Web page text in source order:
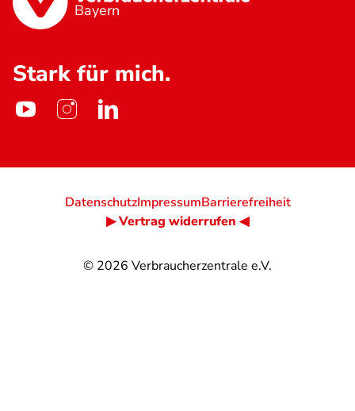
Bayern
Stark für mich.
© 2026 Verbraucherzentrale e.V.
DatenschutzImpressumBarrierefreiheit
▶ Vertrag widerrufen ◀